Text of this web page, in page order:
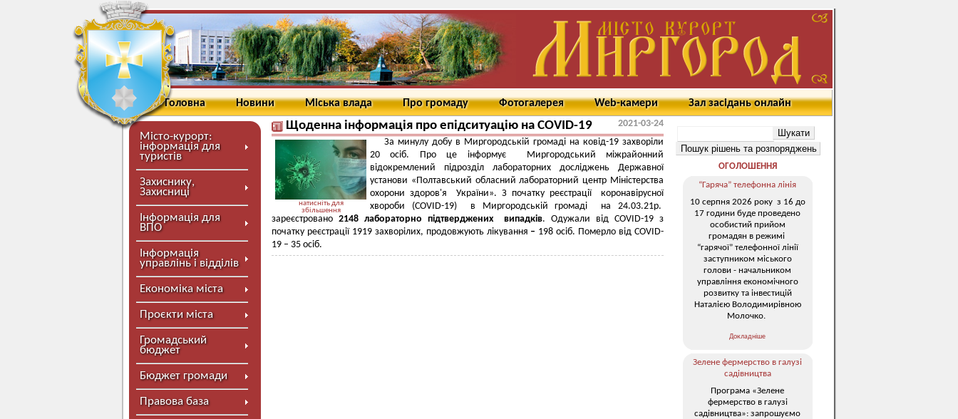
Головна Новини Міська влада Про громаду Фотогалерея Web-камери Зал засідань онлайн
Місто-курорт:
інформація для
туристів
Захиснику,
Захисниці
Інформація для
ВПО
Інформація
управлінь і відділів
Економіка міста
Проєкти міста
Громадський
бюджет
Бюджет громади
Правова база
Щоденна інформація про епідситуацію на COVID-19 2021-03-24
натисніть для
збільшення
За минулу добу в Миргородській громаді на ковід-19 захворіли
20 осіб. Про це інформує Миргородський міжрайонний
відокремлений підрозділ лабораторних досліджень Державної
установи «Полтавський обласний лабораторний центр Міністерства
охорони здоров'я України». З початку реєстрації коронавірусної
хвороби (COVID-19) в Миргородській громаді на 24.03.21р.
зареєстровано 2148 лабораторно підтверджених випадків.
Одужали від COVID-19 з
початку реєстрації 1919 захворілих, продовжують лікування – 198 осіб. Померло від COVID-
19 – 35 осіб.
ОГОЛОШЕННЯ
“Гаряча” телефонна лінія
10 серпня 2026 року з 16 до
17 години буде проведено
особистий прийом
громадян в режимі
“гарячої” телефонної лінії
заступником міського
голови - начальником
управління економічного
розвитку та інвестицій
Наталією Володимирівною
Молочко.
Докладніше
Зелене фермерство в галузі
садівництва
Програма «Зелене
фермерство в галузі
садівництва»: запрошуємо